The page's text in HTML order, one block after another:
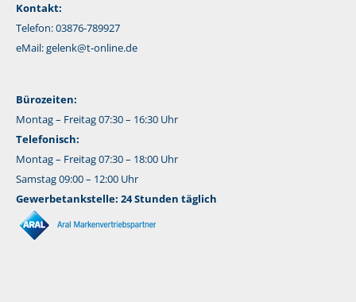
Kontakt:
Telefon: 03876-789927
eMail:gelenk@t-online.de
Bürozeiten:
Montag – Freitag 07:30 – 16:30 Uhr
Telefonisch:
Montag – Freitag 07:30 – 18:00 Uhr
Samstag 09:00 – 12:00 Uhr
Gewerbetankstelle: 24 Stunden täglich